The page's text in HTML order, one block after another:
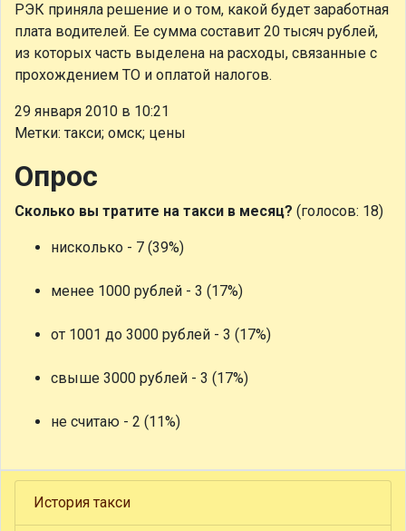
РЭК приняла решение и о том, какой будет заработная
плата водителей. Ее сумма составит 20 тысяч рублей,
из которых часть выделена на расходы, связанные с
прохождением ТО и оплатой налогов.
29 января 2010 в 10:21
Метки: такси; омск; цены
Опрос
Сколько вы тратите на такси в месяц? (голосов: 18)
нисколько - 7 (39%)
менее 1000 рублей - 3 (17%)
от 1001 до 3000 рублей - 3 (17%)
свыше 3000 рублей - 3 (17%)
не считаю - 2 (11%)
История такси